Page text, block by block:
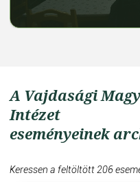
A Vajdasági
Intézet
eseményeinek
Keressen a feltöltött 206